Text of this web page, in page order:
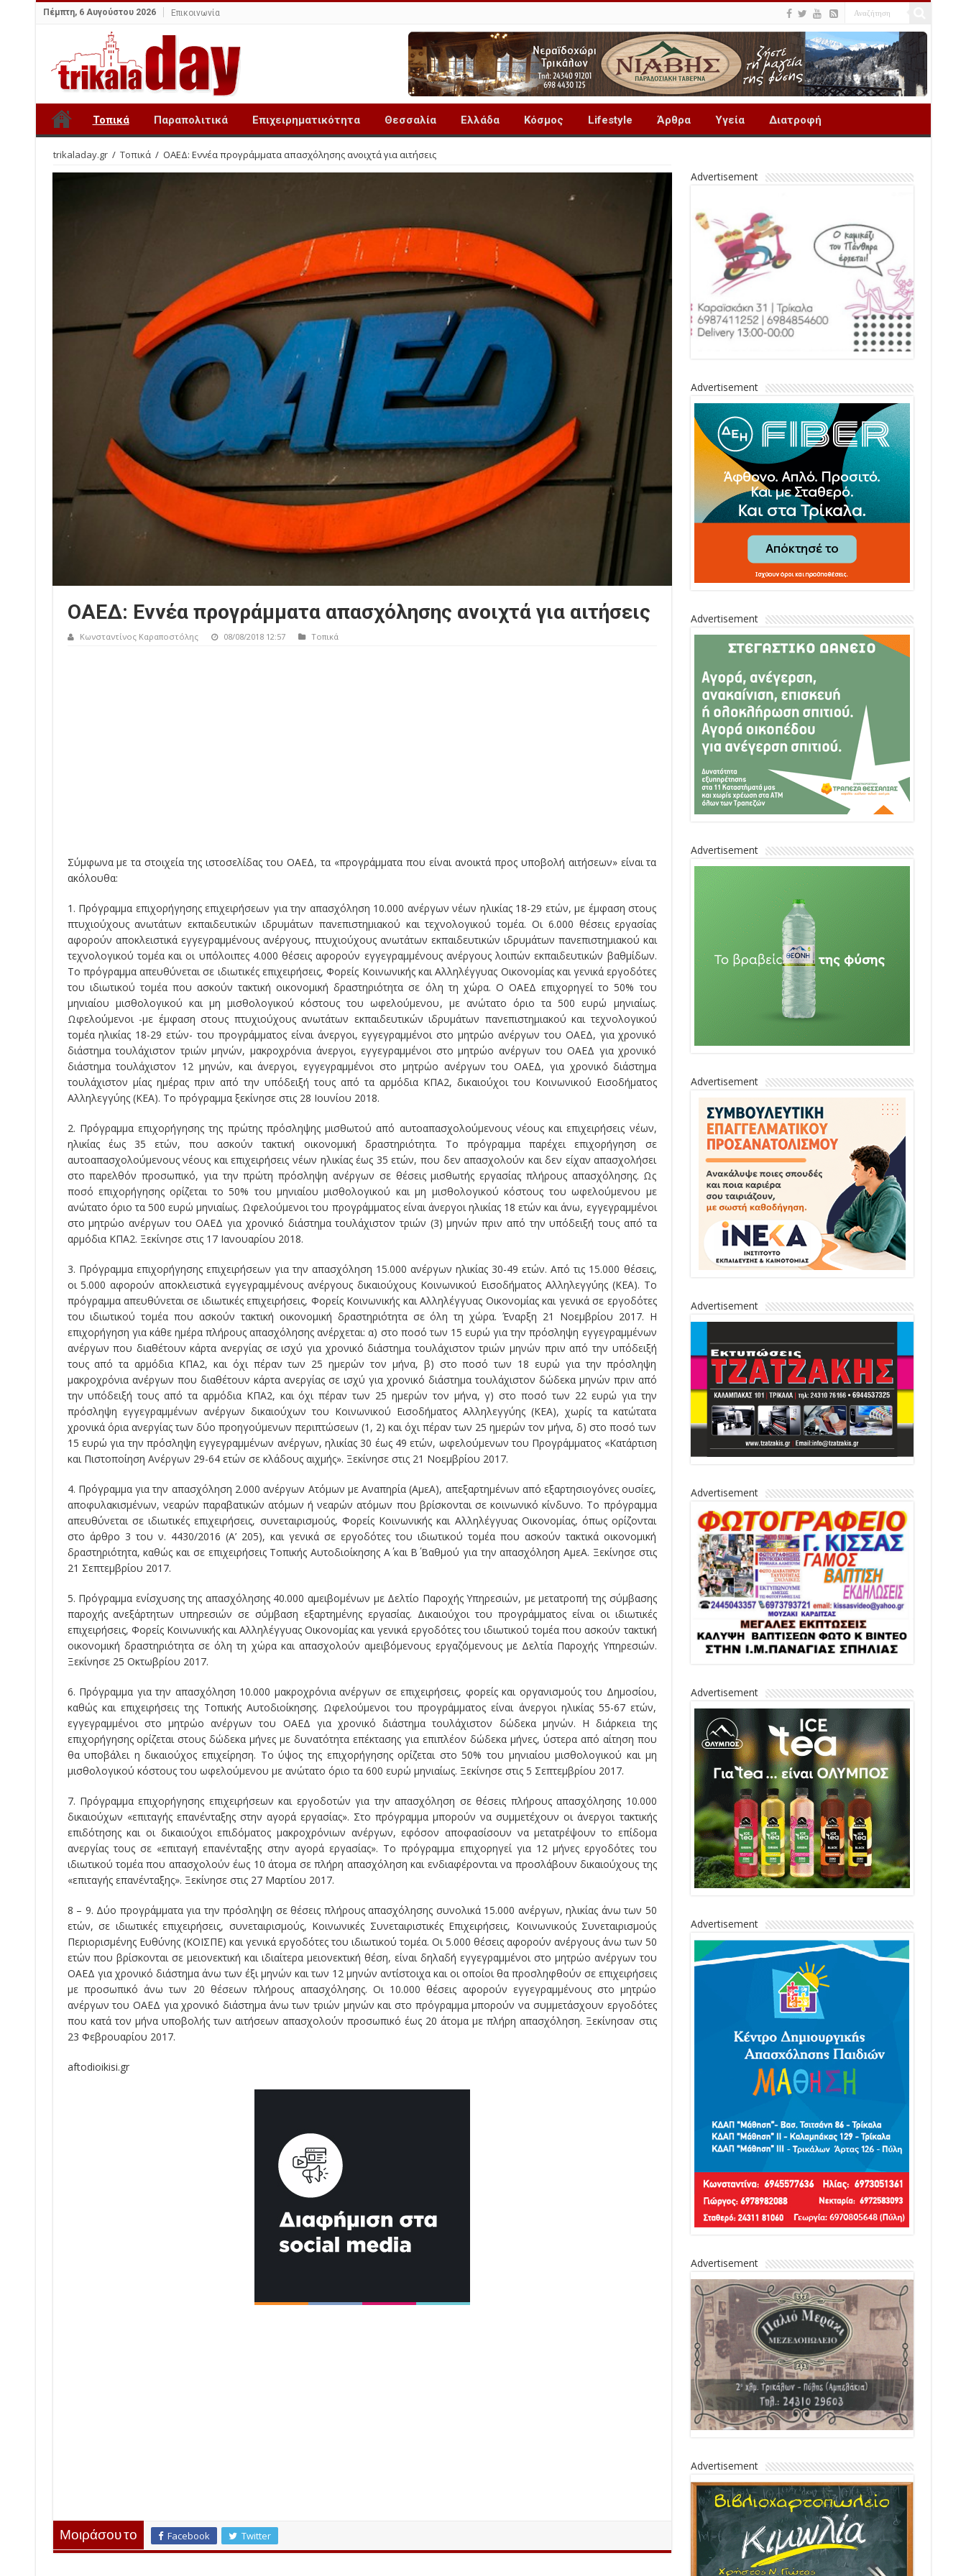
Πέμπτη, 6 Αυγούστου 2026 Επικοινωνία
Τοπικά Παραπολιτικά Επιχειρηματικότητα Θεσσαλία Ελλάδα Κόσμος Lifestyle Άρθρα Υγεία Διατροφή
trikaladay.gr / Τοπικά / ΟΑΕΔ: Εννέα προγράμματα απασχόλησης ανοιχτά για αιτήσεις
ΟΑΕΔ: Εννέα προγράμματα απασχόλησης ανοιχτά για αιτήσεις
Κωνσταντίνος Καραποστόλης 08/08/2018 12:57 Τοπικά
Σύμφωνα με τα στοιχεία της ιστοσελίδας του ΟΑΕΔ, τα «προγράμματα που είναι ανοικτά προς υποβολή αιτήσεων» είναι τα
ακόλουθα:
1. Πρόγραμμα επιχορήγησης επιχειρήσεων για την απασχόληση 10.000 ανέργων νέων ηλικίας 18-29 ετών, με έμφαση στους
πτυχιούχους ανωτάτων εκπαιδευτικών ιδρυμάτων πανεπιστημιακού και τεχνολογικού τομέα. Οι 6.000 θέσεις εργασίας
αφορούν αποκλειστικά εγγεγραμμένους ανέργους, πτυχιούχους ανωτάτων εκπαιδευτικών ιδρυμάτων πανεπιστημιακού και
τεχνολογικού τομέα και οι υπόλοιπες 4.000 θέσεις αφορούν εγγεγραμμένους ανέργους λοιπών εκπαιδευτικών βαθμίδων.
Το πρόγραμμα απευθύνεται σε ιδιωτικές επιχειρήσεις, Φορείς Κοινωνικής και Αλληλέγγυας Οικονομίας και γενικά εργοδότες
του ιδιωτικού τομέα που ασκούν τακτική οικονομική δραστηριότητα σε όλη τη χώρα. Ο ΟΑΕΔ επιχορηγεί το 50% του
μηνιαίου μισθολογικού και μη μισθολογικού κόστους του ωφελούμενου, με ανώτατο όριο τα 500 ευρώ μηνιαίως.
Ωφελούμενοι -με έμφαση στους πτυχιούχους ανωτάτων εκπαιδευτικών ιδρυμάτων πανεπιστημιακού και τεχνολογικού
τομέα ηλικίας 18-29 ετών- του προγράμματος είναι άνεργοι, εγγεγραμμένοι στο μητρώο ανέργων του ΟΑΕΔ, για χρονικό
διάστημα τουλάχιστον τριών μηνών, μακροχρόνια άνεργοι, εγγεγραμμένοι στο μητρώο ανέργων του ΟΑΕΔ για χρονικό
διάστημα τουλάχιστον 12 μηνών, και άνεργοι, εγγεγραμμένοι στο μητρώο ανέργων του ΟΑΕΔ, για χρονικό διάστημα
τουλάχιστον μίας ημέρας πριν από την υπόδειξή τους από τα αρμόδια ΚΠΑ2, δικαιούχοι του Κοινωνικού Εισοδήματος
Αλληλεγγύης (ΚΕΑ). Το πρόγραμμα ξεκίνησε στις 28 Ιουνίου 2018.
2. Πρόγραμμα επιχορήγησης της πρώτης πρόσληψης μισθωτού από αυτοαπασχολούμενους νέους και επιχειρήσεις νέων,
ηλικίας έως 35 ετών, που ασκούν τακτική οικονομική δραστηριότητα. Το πρόγραμμα παρέχει επιχορήγηση σε
αυτοαπασχολούμενους νέους και επιχειρήσεις νέων ηλικίας έως 35 ετών, που δεν απασχολούν και δεν είχαν απασχολήσει
στο παρελθόν προσωπικό, για την πρώτη πρόσληψη ανέργων σε θέσεις μισθωτής εργασίας πλήρους απασχόλησης. Ως
ποσό επιχορήγησης ορίζεται το 50% του μηνιαίου μισθολογικού και μη μισθολογικού κόστους του ωφελούμενου με
ανώτατο όριο τα 500 ευρώ μηνιαίως. Ωφελούμενοι του προγράμματος είναι άνεργοι ηλικίας 18 ετών και άνω, εγγεγραμμένοι
στο μητρώο ανέργων του ΟΑΕΔ για χρονικό διάστημα τουλάχιστον τριών (3) μηνών πριν από την υπόδειξή τους από τα
αρμόδια ΚΠΑ2. Ξεκίνησε στις 17 Ιανουαρίου 2018.
3. Πρόγραμμα επιχορήγησης επιχειρήσεων για την απασχόληση 15.000 ανέργων ηλικίας 30-49 ετών. Από τις 15.000 θέσεις,
οι 5.000 αφορούν αποκλειστικά εγγεγραμμένους ανέργους δικαιούχους Κοινωνικού Εισοδήματος Αλληλεγγύης (ΚΕΑ). Το
πρόγραμμα απευθύνεται σε ιδιωτικές επιχειρήσεις, Φορείς Κοινωνικής και Αλληλέγγυας Οικονομίας και γενικά σε εργοδότες
του ιδιωτικού τομέα που ασκούν τακτική οικονομική δραστηριότητα σε όλη τη χώρα. Έναρξη 21 Νοεμβρίου 2017. Η
επιχορήγηση για κάθε ημέρα πλήρους απασχόλησης ανέρχεται: α) στο ποσό των 15 ευρώ για την πρόσληψη εγγεγραμμένων
ανέργων που διαθέτουν κάρτα ανεργίας σε ισχύ για χρονικό διάστημα τουλάχιστον τριών μηνών πριν από την υπόδειξή
τους από τα αρμόδια ΚΠΑ2, και όχι πέραν των 25 ημερών τον μήνα, β) στο ποσό των 18 ευρώ για την πρόσληψη
μακροχρόνια ανέργων που διαθέτουν κάρτα ανεργίας σε ισχύ για χρονικό διάστημα τουλάχιστον δώδεκα μηνών πριν από
την υπόδειξή τους από τα αρμόδια ΚΠΑ2, και όχι πέραν των 25 ημερών τον μήνα, γ) στο ποσό των 22 ευρώ για την
πρόσληψη εγγεγραμμένων ανέργων δικαιούχων του Κοινωνικού Εισοδήματος Αλληλεγγύης (ΚΕΑ), χωρίς τα κατώτατα
χρονικά όρια ανεργίας των δύο προηγούμενων περιπτώσεων (1, 2) και όχι πέραν των 25 ημερών τον μήνα, δ) στο ποσό των
15 ευρώ για την πρόσληψη εγγεγραμμένων ανέργων, ηλικίας 30 έως 49 ετών, ωφελούμενων του Προγράμματος «Κατάρτιση
και Πιστοποίηση Ανέργων 29-64 ετών σε κλάδους αιχμής». Ξεκίνησε στις 21 Νοεμβρίου 2017.
4. Πρόγραμμα για την απασχόληση 2.000 ανέργων Ατόμων με Αναπηρία (ΑμεΑ), απεξαρτημένων από εξαρτησιογόνες ουσίες,
αποφυλακισμένων, νεαρών παραβατικών ατόμων ή νεαρών ατόμων που βρίσκονται σε κοινωνικό κίνδυνο. Το πρόγραμμα
απευθύνεται σε ιδιωτικές επιχειρήσεις, συνεταιρισμούς, Φορείς Κοινωνικής και Αλληλέγγυας Οικονομίας, όπως ορίζονται
στο άρθρο 3 του ν. 4430/2016 (Α’ 205), και γενικά σε εργοδότες του ιδιωτικού τομέα που ασκούν τακτικά οικονομική
δραστηριότητα, καθώς και σε επιχειρήσεις Τοπικής Αυτοδιοίκησης Α΄ και Β΄ Βαθμού για την απασχόληση ΑμεΑ. Ξεκίνησε στις
21 Σεπτεμβρίου 2017.
5. Πρόγραμμα ενίσχυσης της απασχόλησης 40.000 αμειβομένων με Δελτίο Παροχής Υπηρεσιών, με μετατροπή της σύμβασης
παροχής ανεξάρτητων υπηρεσιών σε σύμβαση εξαρτημένης εργασίας. Δικαιούχοι του προγράμματος είναι οι ιδιωτικές
επιχειρήσεις, Φορείς Κοινωνικής και Αλληλέγγυας Οικονομίας και γενικά εργοδότες του ιδιωτικού τομέα που ασκούν τακτική
οικονομική δραστηριότητα σε όλη τη χώρα και απασχολούν αμειβόμενους εργαζόμενους με Δελτία Παροχής Υπηρεσιών.
Ξεκίνησε 25 Οκτωβρίου 2017.
6. Πρόγραμμα για την απασχόληση 10.000 μακροχρόνια ανέργων σε επιχειρήσεις, φορείς και οργανισμούς του Δημοσίου,
καθώς και επιχειρήσεις της Τοπικής Αυτοδιοίκησης. Ωφελούμενοι του προγράμματος είναι άνεργοι ηλικίας 55-67 ετών,
εγγεγραμμένοι στο μητρώο ανέργων του ΟΑΕΔ για χρονικό διάστημα τουλάχιστον δώδεκα μηνών. Η διάρκεια της
επιχορήγησης ορίζεται στους δώδεκα μήνες με δυνατότητα επέκτασης για επιπλέον δώδεκα μήνες, ύστερα από αίτηση που
θα υποβάλει η δικαιούχος επιχείρηση. Το ύψος της επιχορήγησης ορίζεται στο 50% του μηνιαίου μισθολογικού και μη
μισθολογικού κόστους του ωφελούμενου με ανώτατο όριο τα 600 ευρώ μηνιαίως. Ξεκίνησε στις 5 Σεπτεμβρίου 2017.
7. Πρόγραμμα επιχορήγησης επιχειρήσεων και εργοδοτών για την απασχόληση σε θέσεις πλήρους απασχόλησης 10.000
δικαιούχων «επιταγής επανένταξης στην αγορά εργασίας». Στο πρόγραμμα μπορούν να συμμετέχουν οι άνεργοι τακτικής
επιδότησης και οι δικαιούχοι επιδόµατος µακροχρόνιων ανέργων, εφόσον αποφασίσουν να µετατρέψουν το επίδοµα
ανεργίας τους σε «επιταγή επανένταξης στην αγορά εργασίας». Το πρόγραµµα επιχορηγεί για 12 µήνες εργοδότες του
ιδιωτικού τοµέα που απασχολούν έως 10 άτοµα σε πλήρη απασχόληση και ενδιαφέρονται να προσλάβουν δικαιούχους της
«επιταγής επανένταξης». Ξεκίνησε στις 27 Μαρτίου 2017.
8 – 9. Δύο προγράμματα για την πρόσληψη σε θέσεις πλήρους απασχόλησης συνολικά 15.000 ανέργων, ηλικίας άνω των 50
ετών, σε ιδιωτικές επιχειρήσεις, συνεταιρισμούς, Κοινωνικές Συνεταιριστικές Επιχειρήσεις, Κοινωνικούς Συνεταιρισµούς
Περιορισµένης Ευθύνης (ΚΟΙΣΠΕ) και γενικά εργοδότες του ιδιωτικού τοµέα. Οι 5.000 θέσεις αφορούν ανέργους άνω των 50
ετών που βρίσκονται σε µειονεκτική και ιδιαίτερα µειονεκτική θέση, είναι δηλαδή εγγεγραµµένοι στο µητρώο ανέργων του
ΟΑΕΔ για χρονικό διάστηµα άνω των έξι µηνών και των 12 µηνών αντίστοιχα και οι οποίοι θα προσληφθούν σε επιχειρήσεις
µε προσωπικό άνω των 20 θέσεων πλήρους απασχόλησης. Οι 10.000 θέσεις αφορούν εγγεγραµµένους στο µητρώο
ανέργων του ΟΑΕΔ για χρονικό διάστηµα άνω των τριών µηνών και στο πρόγραµµα µπορούν να συµµετάσχουν εργοδότες
που κατά τον µήνα υποβολής των αιτήσεων απασχολούν προσωπικό έως 20 άτοµα µε πλήρη απασχόληση. Ξεκίνησαν στις
23 Φεβρουαρίου 2017.
aftodioikisi.gr
Μοιράσου το Facebook Twitter
Advertisement
Advertisement
Advertisement
Advertisement
Advertisement
Advertisement
Advertisement
Advertisement
Advertisement
Advertisement
Advertisement